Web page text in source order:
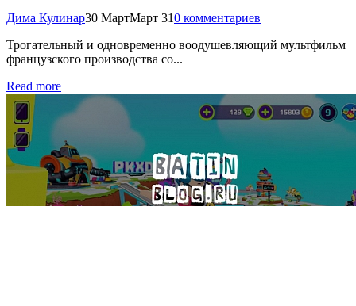
Дима Кулинар30 МартМарт 310 комментариев
Трогательный и одновременно воодушевляющий мультфильм
французского производства со...
Read more